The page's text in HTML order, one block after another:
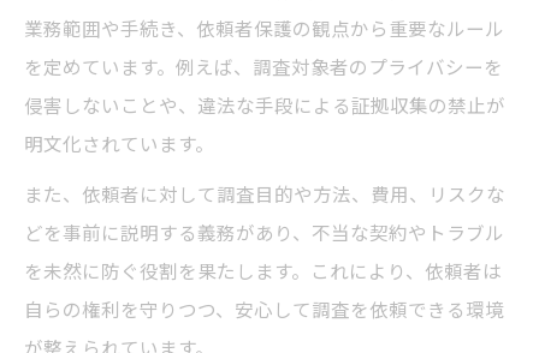
業務範囲や手続き、依頼者保護の観点から重要なルール
を定めています。例えば、調査対象者のプライバシーを
侵害しないことや、違法な手段による証拠収集の禁止が
明文化されています。
また、依頼者に対して調査目的や方法、費用、リスクな
どを事前に説明する義務があり、不当な契約やトラブル
を未然に防ぐ役割を果たします。これにより、依頼者は
自らの権利を守りつつ、安心して調査を依頼できる環境
が整えられています。